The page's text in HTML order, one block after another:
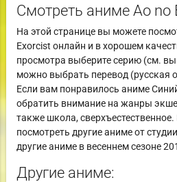
Смотреть аниме Ao no
На этой странице вы можете
Exorcist онлайн и в хорошем
просмотра выберите серию (см.
можно выбрать перевод (русская
Если вам понравилось аниме
обратить внимание на жанры
также школа,
посмотреть другие аниме от
другие аниме в весеннем сезоне
Другие аниме: